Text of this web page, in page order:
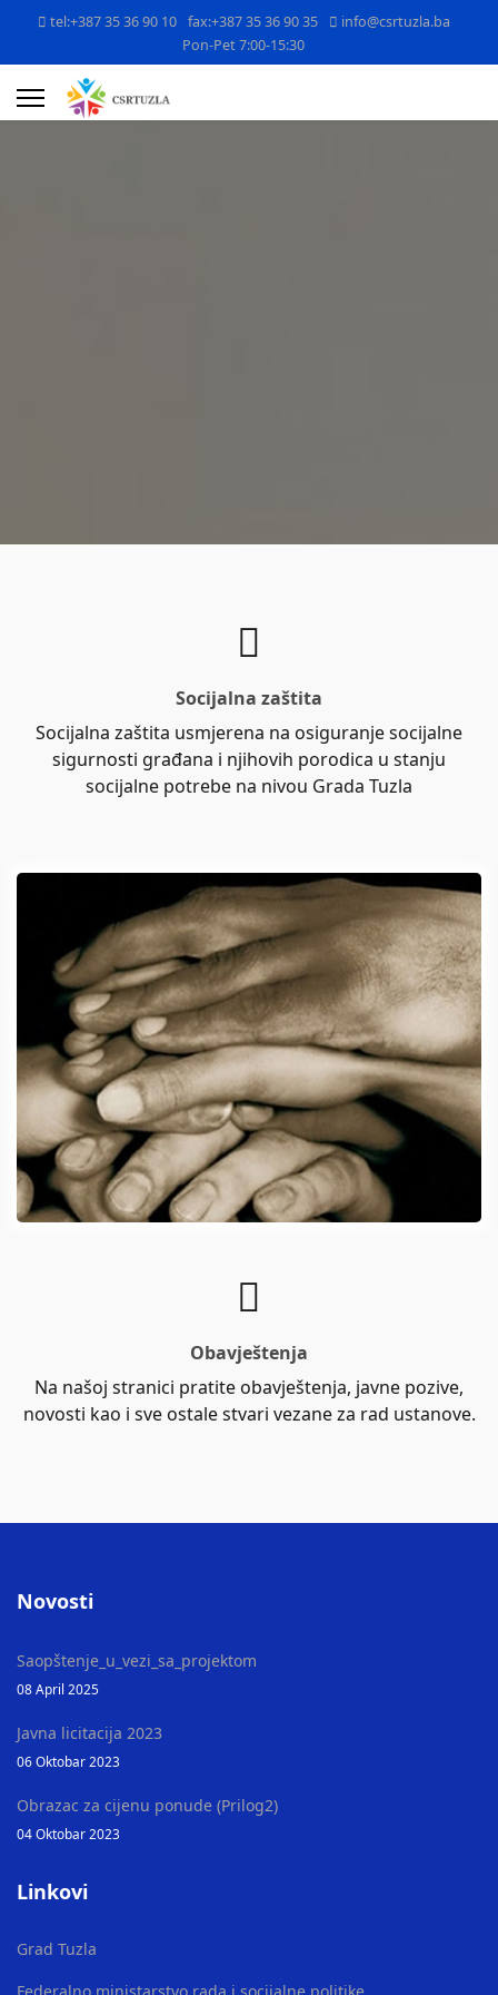
tel:+387 35 36 90 10 fax:+387 35 36 90 35
info@csrtuzla.ba
Pon-Pet 7:00-15:30
Socijalna zaštita
Socijalna zaštita usmjerena na osiguranje socijalne
sigurnosti građana i njihovih porodica u stanju
socijalne potrebe na nivou Grada Tuzla
Obavještenja
Na našoj stranici pratite obavještenja, javne pozive,
novosti kao i sve ostale stvari vezane za rad ustanove.
Novosti
Saopštenje_u_vezi_sa_projektom
08 April 2025
Javna licitacija 2023
06 Oktobar 2023
Obrazac za cijenu ponude (Prilog2)
04 Oktobar 2023
Linkovi
Grad Tuzla
Federalno ministarstvo rada i socijalne politike